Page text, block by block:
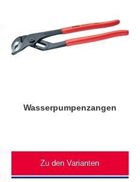
Wasserpumpenzangen
Zu den Varianten